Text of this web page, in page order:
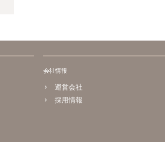
会社情報
運営会社
採用情報